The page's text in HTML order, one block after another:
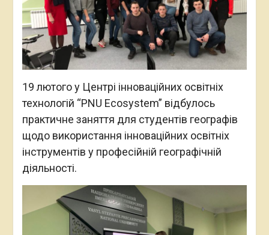
19 лютого у Центрі інноваційних освітніх
технологій “PNU Ecosystem” відбулось
практичне заняття для студентів географів
щодо використання інноваційних освітніх
інструментів у професійній географічній
діяльності.